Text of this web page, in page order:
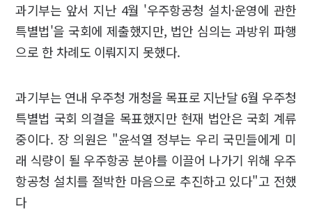
과기부는 앞서 지난 4월 '우주항공청 설치·운영에 관한
특별법'을 국회에 제출했지만, 법안 심의는 과방위 파행
으로 한 차례도 이뤄지지 못했다.
과기부는 연내 우주청 개청을 목표로 지난달 6월 우주청
특별법 국회 의결을 목표했지만 현재 법안은 국회 계류
중이다. 장 의원은 "윤석열 정부는 우리 국민들에게 미
래 식량이 될 우주항공 분야를 이끌어 나가기 위해 우주
항공청 설치를 절박한 마음으로 추진하고 있다"고 전했
다